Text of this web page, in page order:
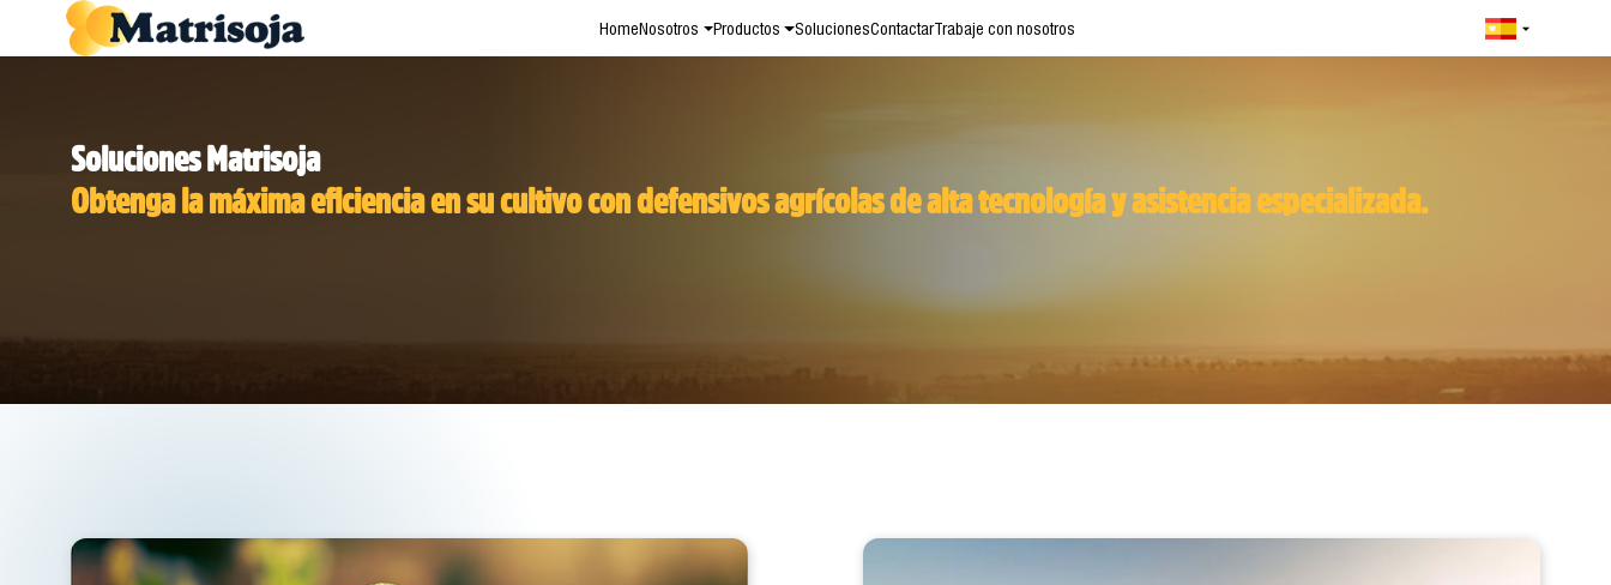
HomeNosotros Productos SolucionesContactarTrabaje con nosotros
Soluciones Matrisoja
Obtenga la máxima eficiencia en su cultivo con defensivos agrícolas de alta tecnología y asistencia especializada.